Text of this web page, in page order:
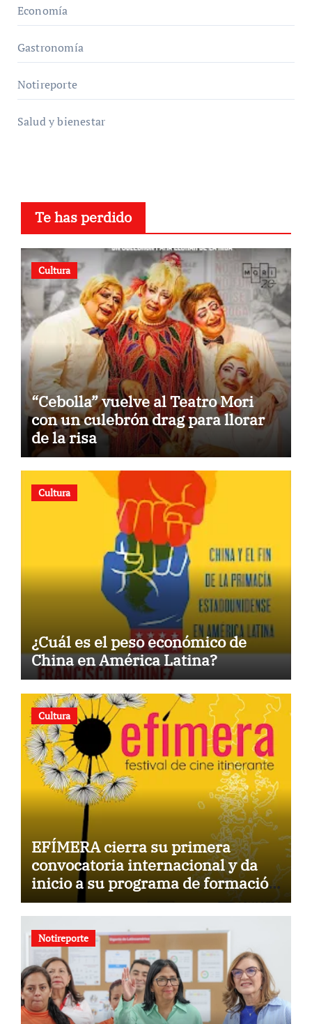
Economía
Gastronomía
Notireporte
Salud y bienestar
Te has perdido
Cultura
“Cebolla” vuelve al Teatro Mori
con un culebrón drag para llorar
de la risa
Cultura
¿Cuál es el peso económico de
China en América Latina?
Cultura
EFÍMERA cierra su primera
convocatoria internacional y da
inicio a su programa de formación
para la comunidad
Notireporte